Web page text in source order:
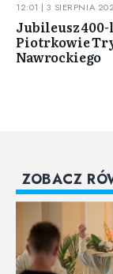
12:01 | 3 SIERPNIA
Jubileusz
Piotrkowie
Nawrockiego
ZOBACZ